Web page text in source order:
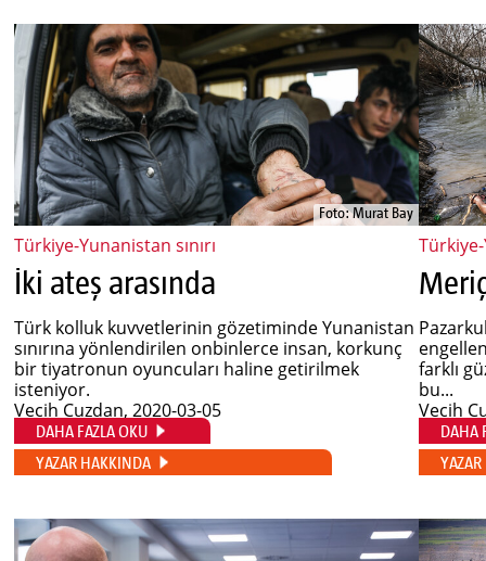
Foto: Murat Bay
Türkiye-Yunanistan sınırı
İki ateş arasında
Türk kolluk kuvvetlerinin gözetiminde Yunanistan
sınırına yönlendirilen onbinlerce insan, korkunç
bir tiyatronun oyuncuları haline getirilmek
isteniyor.
Vecih Cuzdan, 2020-03-05
DAHA FAZLA OKU
YAZAR HAKKINDA
Türkiye-
farklı
bu...
Vecih
DAHA